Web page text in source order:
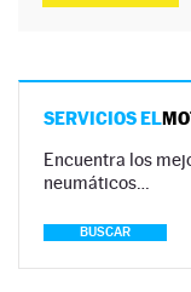
SERVICIOS EL
Encuentra los
neumáticos…
BUSCAR